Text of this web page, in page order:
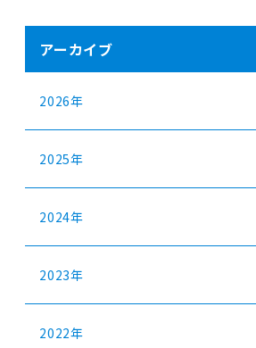
アーカイブ
2026年
2025年
2024年
2023年
2022年